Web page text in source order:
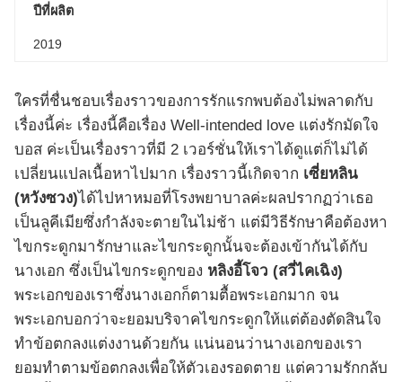
ปีที่ผลิต
2019
ใครที่ชื่นชอบเรื่องราวของการรักแรกพบต้องไม่พลาดกับ
เรื่องนี้ค่ะ เรื่องนี้คือเรื่อง Well-intended love แต่งรักมัดใจ
บอส ค่ะเป็นเรื่องราวที่มี 2 เวอร์ชั่นให้เราได้ดูแต่ก็ไม่ได้
เปลี่ยนแปลเนื้อหาไปมาก เรื่องราวนี้เกิดจาก เซี่ยหลิน
(หวังซวง)ได้ไปหาหมอที่โรงพยาบาลค่ะผลปรากฏว่าเธอ
เป็นลูคีเมียซึ่งกำลังจะตายในไม่ช้า แต่มีวิธีรักษาคือต้องหา
ไขกระดูกมารักษาและไขกระดูกนั้นจะต้องเข้ากันได้กับ
นางเอก ซึ่งเป็นไขกระดูกของ หลิงอี้โจว (สวี่ไคเฉิง)
พระเอกของเราซึ่งนางเอกก็ตามตื้อพระเอกมาก จน
พระเอกบอกว่าจะยอมบริจาคไขกระดูกให้แต่ต้องตัดสินใจ
ทำข้อตกลงแต่งงานด้วยกัน แน่นอนว่านางเอกของเรา
ยอมทำตามข้อตกลงเพื่อให้ตัวเองรอดตาย แต่ความรักกลับ